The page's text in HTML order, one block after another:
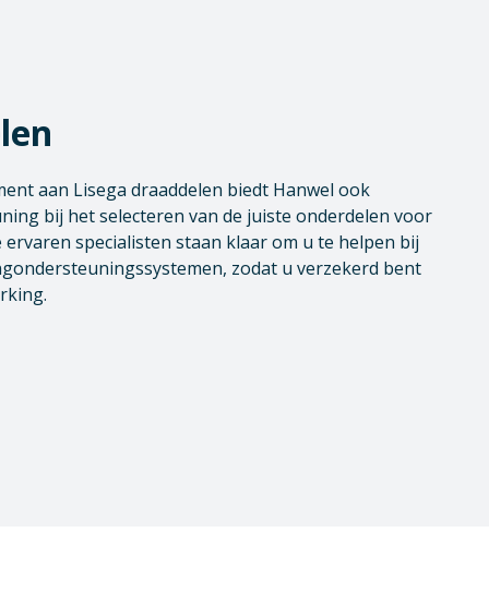
aan Lisega draaddelen biedt Hanwel ook
bij het selecteren van de juiste onderdelen voor
ervaren specialisten staan klaar om u te helpen bij
zodat u verzekerd bent